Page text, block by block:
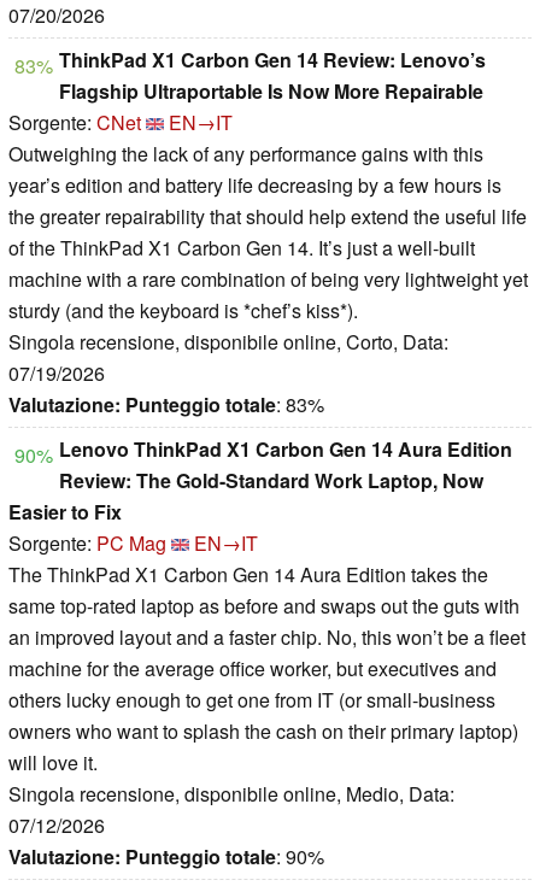
07/20/2026
83% ThinkPad X1 Carbon Gen 14 Review: Lenovo’s
Flagship Ultraportable Is Now More Repairable
Sorgente: CNet
EN→IT
Outweighing the lack of any performance gains with this
year’s edition and battery life decreasing by a few hours is
the greater repairability that should help extend the useful life
of the ThinkPad X1 Carbon Gen 14. It’s just a well-built
machine with a rare combination of being very lightweight yet
sturdy (and the keyboard is *chef’s kiss*).
Singola recensione, disponibile online, Corto, Data:
07/19/2026
Valutazione: Punteggio totale: 83%
90% Lenovo ThinkPad X1 Carbon Gen 14 Aura Edition
Review: The Gold-Standard Work Laptop, Now
Easier to Fix
Sorgente: PC Mag
EN→IT
The ThinkPad X1 Carbon Gen 14 Aura Edition takes the
same top-rated laptop as before and swaps out the guts with
an improved layout and a faster chip. No, this won’t be a fleet
machine for the average office worker, but executives and
others lucky enough to get one from IT (or small-business
owners who want to splash the cash on their primary laptop)
will love it.
Singola recensione, disponibile online, Medio, Data:
07/12/2026
Valutazione: Punteggio totale: 90%